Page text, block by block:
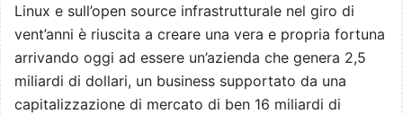
Linux e sull’open source infrastrutturale nel giro di
vent’anni è riuscita a creare una vera e propria fortuna
arrivando oggi ad essere un’azienda che genera 2,5
miliardi di dollari, un business supportato da una
capitalizzazione di mercato di ben 16 miliardi di